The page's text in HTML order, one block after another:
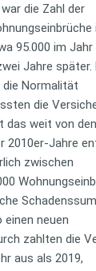
die Zahl der
95.000 im Jahr
Jahre später.
die Normalität
die
das weit von den
2010er-Jahre
zwischen
einen neuen
zahlten die
aus als 2019,